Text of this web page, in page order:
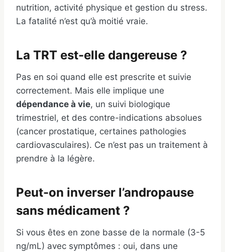
nutrition, activité physique et gestion du stress.
La fatalité n’est qu’à moitié vraie.
La TRT est-elle dangereuse ?
Pas en soi quand elle est prescrite et suivie
correctement. Mais elle implique une
dépendance à vie, un suivi biologique
trimestriel, et des contre-indications absolues
(cancer prostatique, certaines pathologies
cardiovasculaires). Ce n’est pas un traitement à
prendre à la légère.
Peut-on inverser l’andropause
sans médicament ?
Si vous êtes en zone basse de la normale (3-5
ng/mL) avec symptômes : oui, dans une